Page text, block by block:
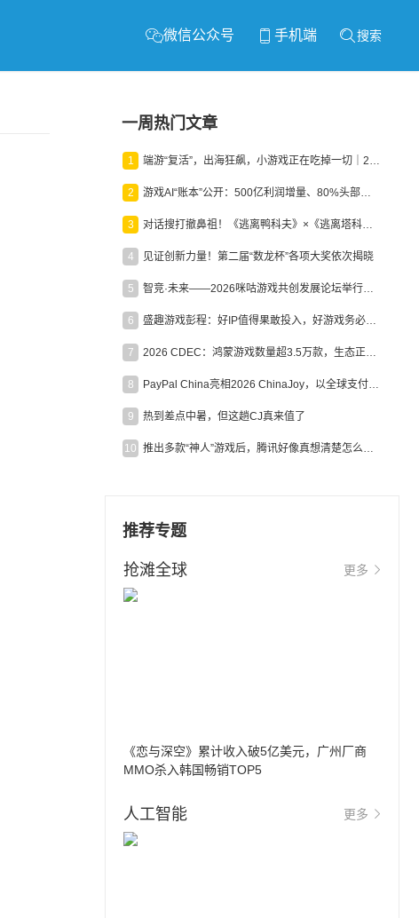
微信公众号 手机端 搜索
一周热门文章
1 端游“复活”，出海狂飙，小游戏正在吃掉一切｜2026上半年产业报告
2 游戏AI“账本”公开：500亿利润增量、80%头部入局，谁在闷声发财？
3 对话搜打撤鼻祖！《逃离鸭科夫》×《逃离塔科夫》官方线下沙龙落幕
4 见证创新力量！第二届“数龙杯”各项大奖依次揭晓
5 智竞·未来——2026咪咕游戏共创发展论坛举行：聚力精品内容、AI创作与电竞生态，共建高品质益智健康游戏社区
6 盛趣游戏彭程：好IP值得果敢投入，好游戏务必长效经营
7 2026 CDEC：鸿蒙游戏数量超3.5万款，生态正循环加速产业高质量发展
8 PayPal China亮相2026 ChinaJoy，以全球支付能力助力中国游戏企业深化全球运营
9 热到差点中暑，但这趟CJ真来值了
10 推出多款“神人”游戏后，腾讯好像真想清楚怎么做二次元了
推荐专题
抢滩全球 更多
《恋与深空》累计收入破5亿美元，广州厂商
MMO杀入韩国畅销TOP5
人工智能 更多